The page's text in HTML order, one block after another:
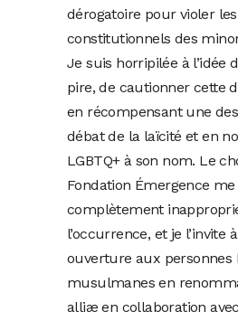
dérogatoire pour violer
constitutionnels des
Je suis horripilée à l’idée
pire, de cautionner cette
en récompensant une
débat de la laïcité et en
LGBTQ+ à son nom. Le
Fondation Émergence
complètement
l’occurrence, et je l’invite
ouverture aux personnes
musulmanes en
alliæ en collaboration